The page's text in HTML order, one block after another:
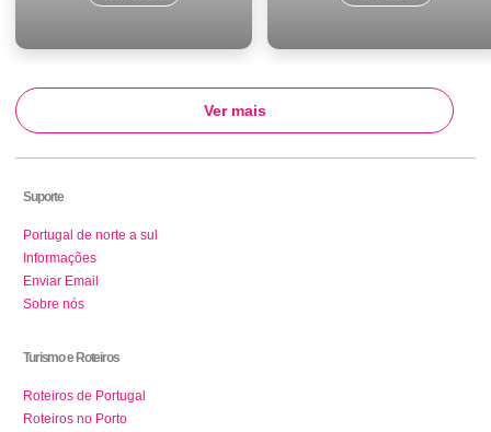
Ver mais
Suporte
Portugal de norte a sul
Informações
Enviar Email
Sobre nós
Turismo e Roteiros
Roteiros de Portugal
Roteiros no Porto